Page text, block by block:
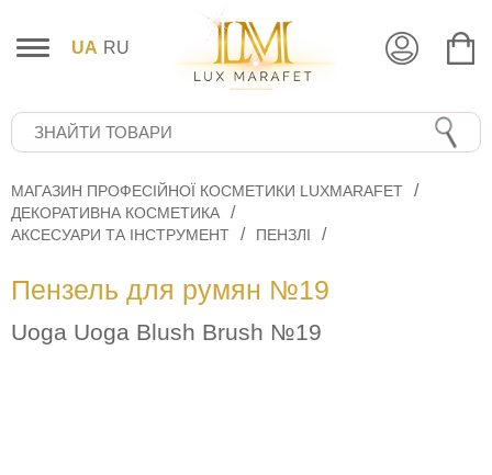
UA RU
МАГАЗИН ПРОФЕСІЙНОЇ КОСМЕТИКИ LUXMARAFET
ДЕКОРАТИВНА КОСМЕТИКА
АКСЕСУАРИ ТА ІНСТРУМЕНТ
ПЕНЗЛІ
Пензель для румян №19
Uoga Uoga Blush Brush №19